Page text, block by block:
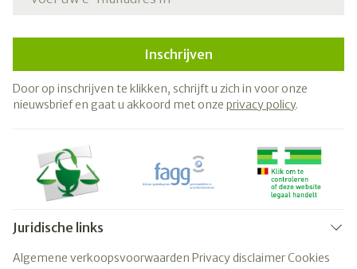
Inschrijven
Door op inschrijven te klikken, schrijft u zich in voor onze
nieuwsbrief en gaat u akkoord met onze privacy policy.
Juridische links
Algemene verkoopsvoorwaarden Privacy disclaimerCookies